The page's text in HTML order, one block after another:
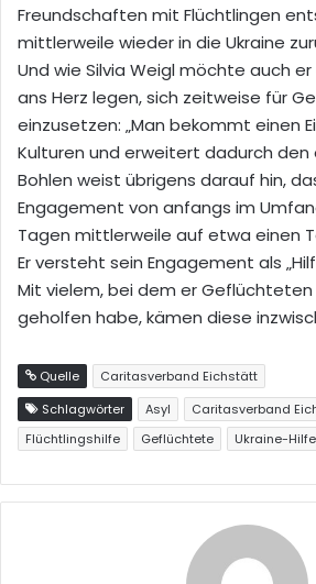
Freundschaften mit Flüchtlingen
mittlerweile wieder in die Ukraine
Und wie Silvia Weigl möchte auch
ans Herz legen, sich zeitweise für
einzusetzen: „Man bekommt einen
Kulturen und erweitert dadurch den
Bohlen weist übrigens darauf hin,
Engagement von anfangs im
Tagen mittlerweile auf etwa einen
Er versteht sein Engagement als
Mit vielem, bei dem er
geholfen habe, kämen diese
Quelle
Caritasverband Eichstätt
Schlagwörter
Asyl Caritasverband
Flüchtlingshilfe
Geflüchtete Ukraine-Hilfe